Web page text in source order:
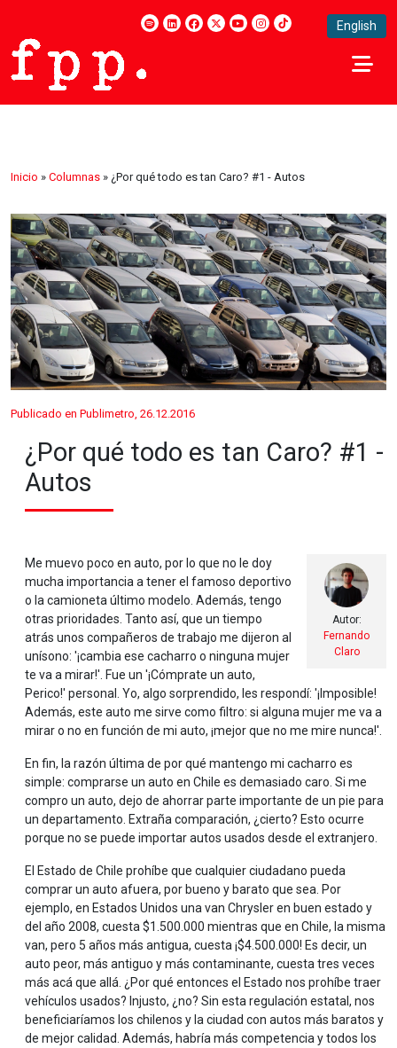
English
Inicio » Columnas » ¿Por qué todo es tan Caro? #1 - Autos
Publicado en Publimetro, 26.12.2016
¿Por qué todo es tan Caro? #1 -
Autos
Autor:
Fernando
Claro
Me muevo poco en auto, por lo que no le doy
mucha importancia a tener el famoso deportivo
o la camioneta último modelo. Además, tengo
otras prioridades. Tanto así, que un tiempo
atrás unos compañeros de trabajo me dijeron al
unísono: '¡cambia ese cacharro o ninguna mujer
te va a mirar!'. Fue un '¡Cómprate un auto,
Perico!' personal. Yo, algo sorprendido, les respondí: '¡Imposible!
Además, este auto me sirve como filtro: si alguna mujer me va a
mirar o no en función de mi auto, ¡mejor que no me mire nunca!'.
En fin, la razón última de por qué mantengo mi cacharro es
simple: comprarse un auto en Chile es demasiado caro. Si me
compro un auto, dejo de ahorrar parte importante de un pie para
un departamento. Extraña comparación, ¿cierto? Esto ocurre
porque no se puede importar autos usados desde el extranjero.
El Estado de Chile prohíbe que cualquier ciudadano pueda
comprar un auto afuera, por bueno y barato que sea. Por
ejemplo, en Estados Unidos una van Chrysler en buen estado y
del año 2008, cuesta $1.500.000 mientras que en Chile, la misma
van, pero 5 años más antigua, cuesta ¡$4.500.000! Es decir, un
auto peor, más antiguo y más contaminante, cuesta tres veces
más acá que allá. ¿Por qué entonces el Estado nos prohíbe traer
vehículos usados? Injusto, ¿no? Sin esta regulación estatal, nos
beneficiaríamos los chilenos y la ciudad con autos más baratos y
de mejor calidad. Además, habría más competencia y todos los